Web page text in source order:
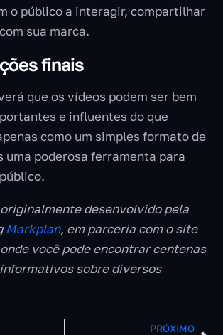
o público a interagir, compartilhar
sua marca.
finais
que os vídeos podem ser bem
e influentes do que
como um simples formato de
uma poderosa ferramenta para
desenvolvido pela
Markplan, em parceria com o site
você pode encontrar centenas
sobre diversos
PRÓXIMO